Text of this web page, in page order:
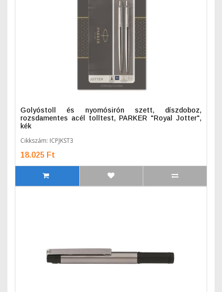
Golyóstoll és nyomósirón szett, díszdoboz,
rozsdamentes acél tolltest, PARKER "Royal Jotter",
kék
Cikkszám: ICPJKST3
18.025 Ft